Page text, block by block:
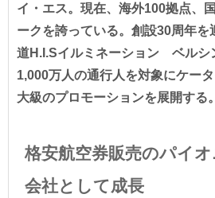
イ・エス。現在、海外100拠点、
ークを誇っている。創設30周年を
道H.I.Sイルミネーション ベルシ
1,000万人の通行人を対象にケー
大級のプロモーションを展開する。
格安航空券販売のパイ
会社として成長